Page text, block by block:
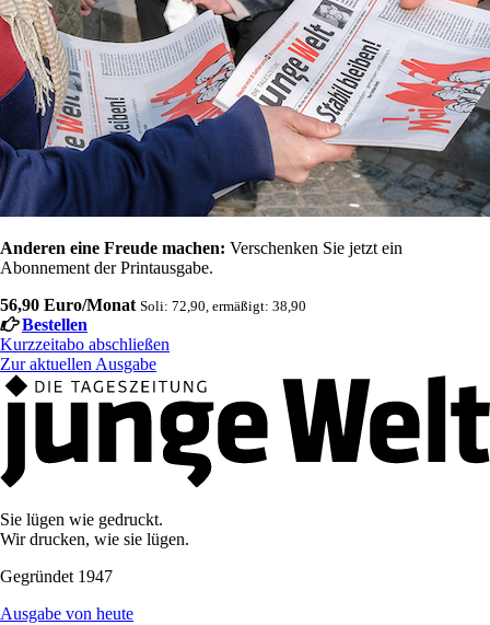
Anderen eine Freude machen: Verschenken Sie jetzt ein
Abonnement der Printausgabe.
56,90 Euro/Monat Soli: 72,90, ermäßigt: 38,90
Bestellen
Kurzzeitabo abschließen
Zur aktuellen Ausgabe
Sie lügen wie gedruckt.
Wir drucken, wie sie lügen.
Gegründet 1947
Ausgabe von heute